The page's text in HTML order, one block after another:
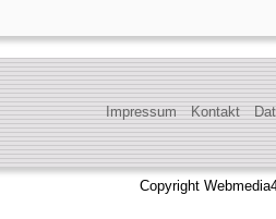
Impressum Kontakt
Copyright